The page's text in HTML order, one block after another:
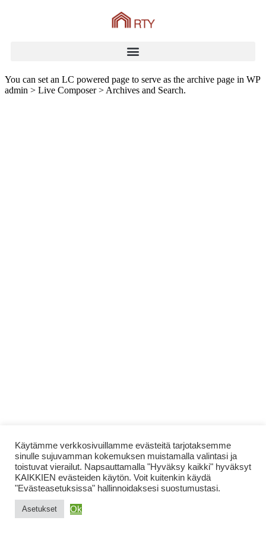
You can set an LC powered page to serve as the archive page in WP
admin > Live Composer > Archives and Search.
Käytämme verkkosivuillamme evästeitä tarjotaksemme
sinulle sujuvamman kokemuksen muistamalla valintasi ja
toistuvat vierailut. Napsauttamalla "Hyväksy kaikki" hyväksyt
KAIKKIEN evästeiden käytön. Voit kuitenkin käydä
"Evästeasetuksissa" hallinnoidaksesi suostumustasi.
Asetukset Ok